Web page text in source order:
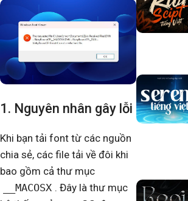
1. Nguyên nhân gây lỗi
Khi bạn tải font từ các nguồn
chia sẻ, các file tải về đôi khi
bao gồm cả thư mục
__MACOSX . Đây là thư mục